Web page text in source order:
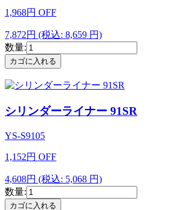
1,968円 OFF
7,872円 (税込: 8,659 円)
数量:
シリンダーライナー 91SR
YS-S9105
1,152円 OFF
4,608円 (税込: 5,068 円)
数量: